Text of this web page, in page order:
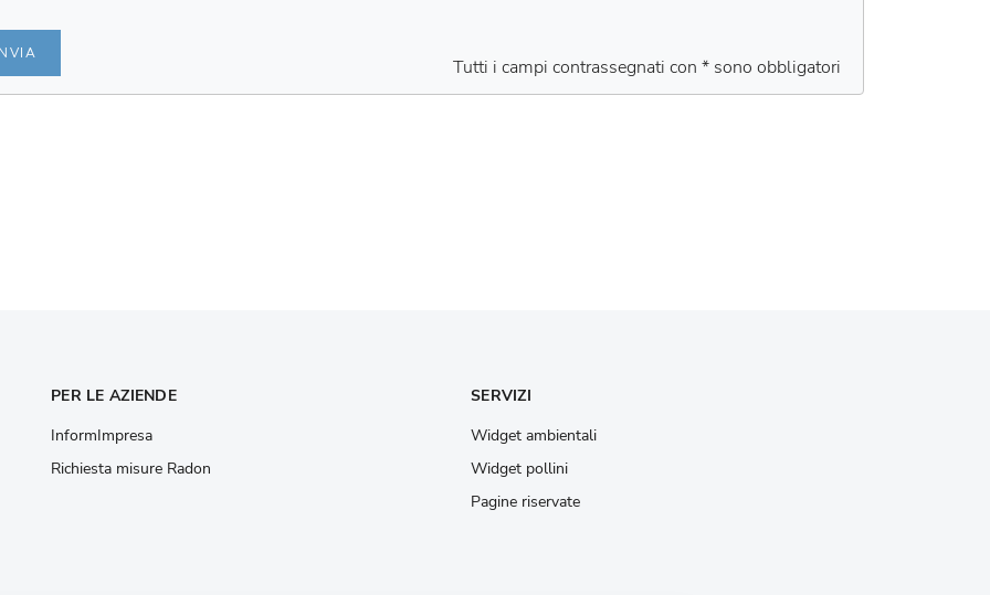
Tutti i campi contrassegnati con * sono obbligatori
PER LE AZIENDE
InformImpresa
Richiesta misure Radon
SERVIZI
Widget ambientali
Widget pollini
Pagine riservate